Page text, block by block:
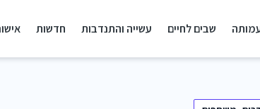
שבים לחיים עשייה והתנדבות חדשות